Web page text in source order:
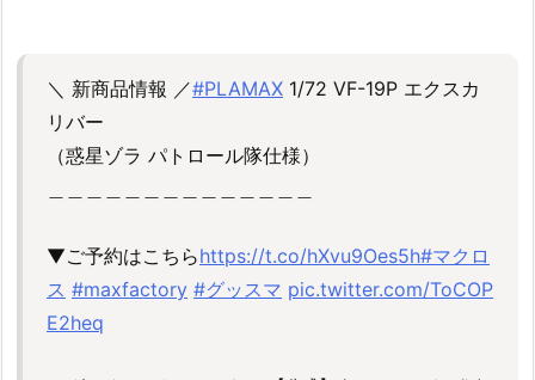
＼ 新商品情報 ／#PLAMAX 1/72 VF-19P エクスカ
リバー
（惑星ゾラ パトロール隊仕様）
▼ご予約はこちらhttps://t.co/hXvu9Oes5h#マクロ
ス #maxfactory #グッスマ pic.twitter.com/ToCOP
E2heq